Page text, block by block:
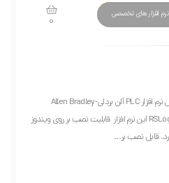
نرم افزار های تخصصی
0
نرم افزار RsLogix 500 v8.40 با لایسنس نرم افزار PLC آلن بردلی-Allen Bradley
RSLogix 500 RSLogix 500 Pro RSLinx Pro این نرم افزار قابلیت نصب بر روی ویندوز